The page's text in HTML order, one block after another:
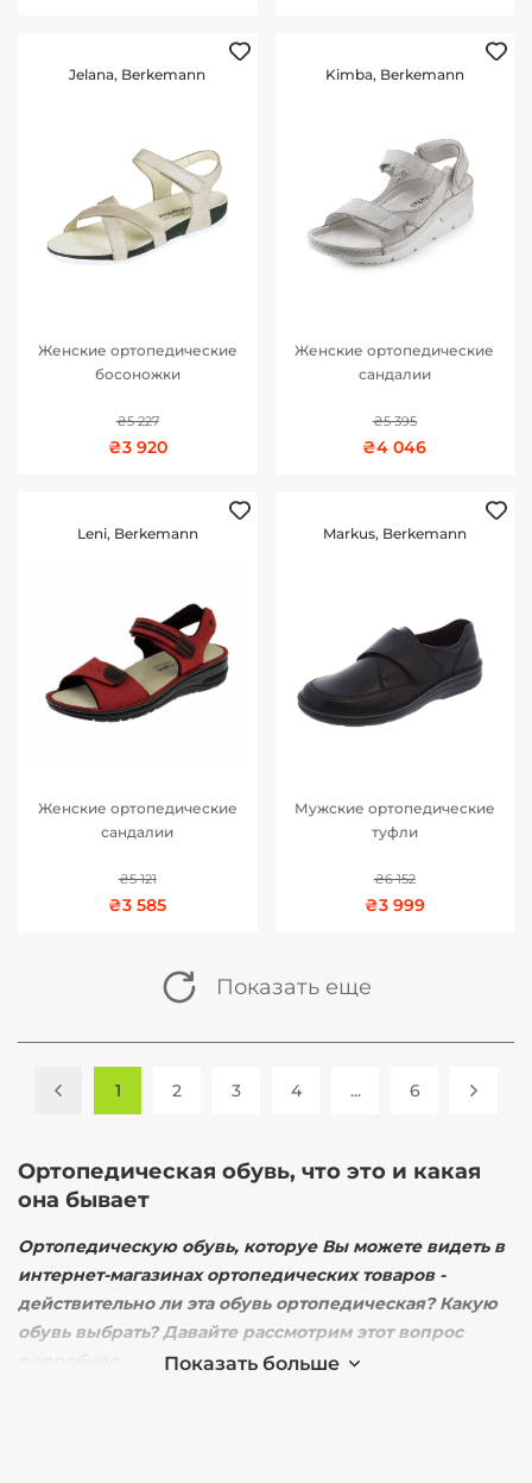
Jelana, Berkemann
Женские ортопедические
босоножки
₴3 920
₴5 227
Kimba, Berkemann
Женские ортопедические
сандалии
₴4 046
₴5 395
Leni, Berkemann
Женские ортопедические
сандалии
₴3 585
₴5 121
Markus, Berkemann
Мужские ортопедические
туфли
₴3 999
₴6 152
Показать еще
1 2 3 4 ... 6
Ортопедическая обувь, что это и какая
она бывает
Ортопедическую обувь, которуе Вы можете видеть в
интернет-магазинах ортопедических товаров -
действительно ли эта обувь ортопедическая? Какую
обувь выбрать? Давайте рассмотрим этот вопрос